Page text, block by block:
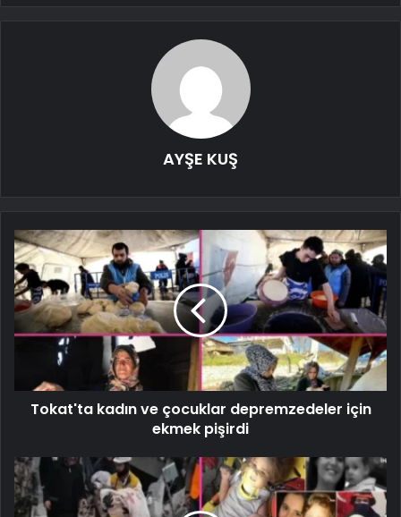
AYŞE KUŞ
Tokat'ta kadın ve çocuklar depremzedeler için
ekmek pişirdi